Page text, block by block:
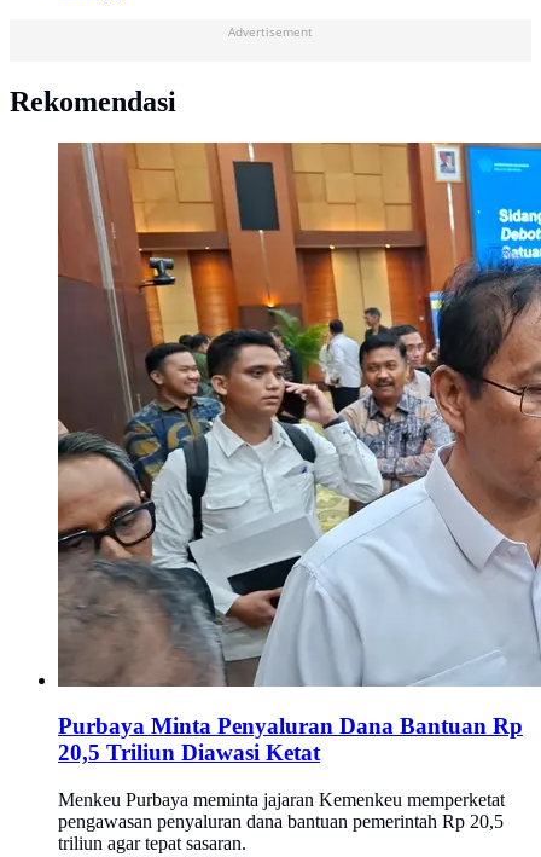
Advertisement
Rekomendasi
Purbaya Minta Penyaluran Dana Bantuan Rp
20,5 Triliun Diawasi Ketat
Menkeu Purbaya meminta jajaran Kemenkeu memperketat
pengawasan penyaluran dana bantuan pemerintah Rp 20,5
triliun agar tepat sasaran.